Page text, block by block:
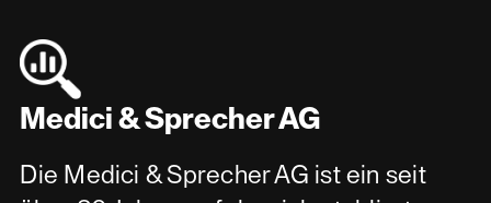
Medici & Sprecher AG
Die Medici & Sprecher AG ist ein seit